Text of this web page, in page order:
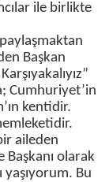
ile birlikte
Başkan
Cumhuriyet’in
kentidir.
aileden
Başkanı olarak
yaşıyorum. Bu